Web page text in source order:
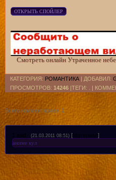
Смотреть онлайн Утраченное
КАТЕГОРИЯ: РОМАНТИКА | ДОБАВИЛ:
ПРОСМОТРОВ: 14246 |ТЕГИ: . |
Всего комментариев: 1
1 asd (21.03.2011 08:51) [Материал ]
аниме кул